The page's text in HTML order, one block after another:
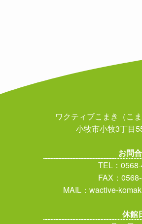
ワクティブこまき（こ
小牧市小牧3丁目
お問
TEL：
FAX：
MAIL：wactive-
休館